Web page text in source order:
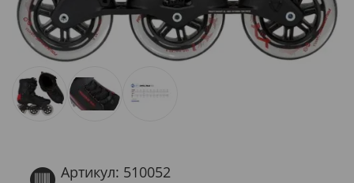
Артикул: 510052